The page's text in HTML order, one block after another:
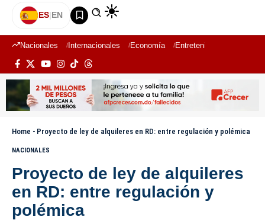
ES|EN
Nacionales Internacionales Economía Entretenimiento
Home - Proyecto de ley de alquileres en RD: entre regulación y polémica
NACIONALES
Proyecto de ley de alquileres
en RD: entre regulación y
polémica